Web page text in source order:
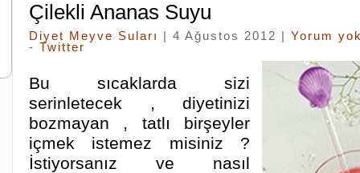
Çilekli Ananas Suyu
Diyet Meyve Suları | 4 Ağustos 2012 | Yorum
- Twitter
Bu sıcaklarda sizi
serinletecek , diyetinizi
bozmayan , tatlı birşeyler
içmek istemez misiniz ?
İstiyorsanız ve nasıl